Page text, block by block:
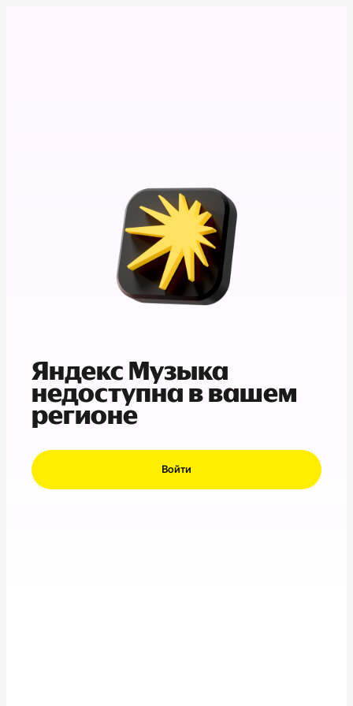
Яндекс Музыка
недоступна в вашем
регионе
Войти